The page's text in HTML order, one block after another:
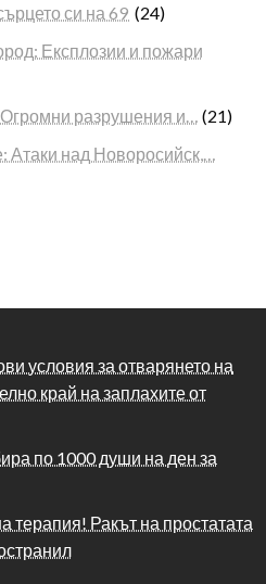
си на 69 (24)
Експлозии и пожари
разрушения и…
(21)
над Новоросийск,…
условия за отварянето на
край на заплахите от
по 1000 души на ден за
терапия! Ракът на простатата